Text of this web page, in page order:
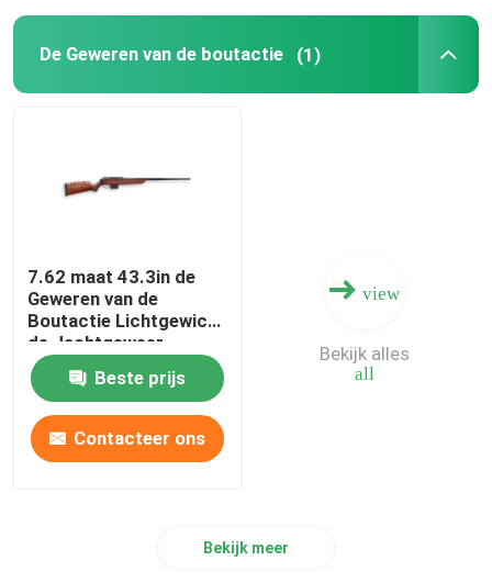
Kanonoptica
De Geweren van de boutactie (1)
7.62 maat 43.3in de
Geweren van de
Boutactie Lichtgewicht
de Jachtgeweer
Beste prijs
Contacteer ons
view
all
Bekijk alles
Bekijk meer